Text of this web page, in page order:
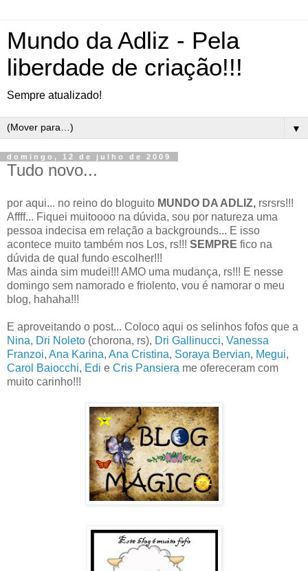
Mundo da Adliz - Pela
liberdade de criação!!!
Sempre atualizado!
▼
domingo, 12 de julho de 2009
Tudo novo...
por aqui... no reino do bloguito MUNDO DA ADLIZ, rsrsrs!!!
Affff... Fiquei muitoooo na dúvida, sou por natureza uma
pessoa indecisa em relação a backgrounds... E isso
acontece muito também nos Los, rs!!! SEMPRE fico na
dúvida de qual fundo escolher!!!
Mas ainda sim mudei!!! AMO uma mudança, rs!!! E nesse
domingo sem namorado e friolento, vou é namorar o meu
blog, hahaha!!!
E aproveitando o post... Coloco aqui os selinhos fofos que a
Nina, Dri Noleto (chorona, rs), Dri Gallinucci, Vanessa
Franzoi, Ana Karina, Ana Cristina, Soraya Bervian, Megui,
Carol Baiocchi, Edi e Cris Pansiera me ofereceram com
muito carinho!!!